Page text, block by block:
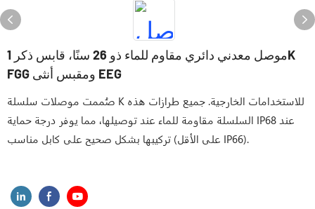
موصل معدني دائري مقاوم للماء ذو ​​26 سنًا، قابس ذكر 1K
FGG ومقبس أنثى EEG
صُممت موصلات سلسلة K للاستخدامات الخارجية. جميع طرازات هذه
السلسلة مقاومة للماء عند توصيلها، مما يوفر درجة حماية IP68 عند
تركيبها بشكل صحيح على كابل مناسب (على الأقل IP66).